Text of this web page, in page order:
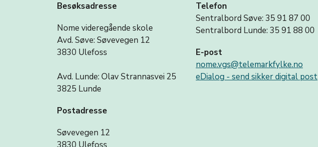
Besøksadresse
Nome videregående skole
Avd. Søve: Søvevegen 12
3830 Ulefoss
Avd. Lunde: Olav Strannasvei 25
3825 Lunde
Postadresse
Søvevegen 12
Telefon
Sentralbord Søve: 35 91 87 00
Sentralbord Lunde: 35 91 88 00
E-post
nome.vgs@telemarkfylke.no
eDialog - send sikker digital post